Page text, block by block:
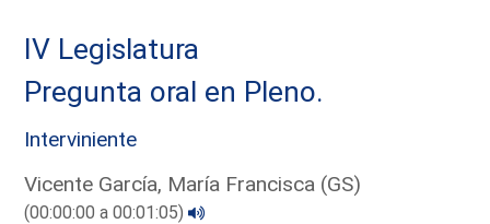
IV Legislatura
Pregunta oral en Pleno.
Interviniente
Vicente García, María Francisca (GS)
(00:00:00 a 00:01:05)